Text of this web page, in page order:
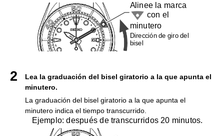
Alinee la marca
con el
minutero
Dirección de giro del
bisel
Lea la graduación del bisel giratorio a la que apunta el
minutero.
La graduación del bisel giratorio a la que apunta el
minutero indica el tiempo transcurrido.
Ejemplo: después de transcurridos 20 minutos.